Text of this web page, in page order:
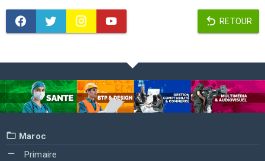
RETOUR
Maroc
Primaire